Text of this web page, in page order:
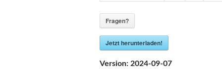
(GR750597413JM)
Fragen?
Jetzt herunterladen!
Version: 2024-09-07